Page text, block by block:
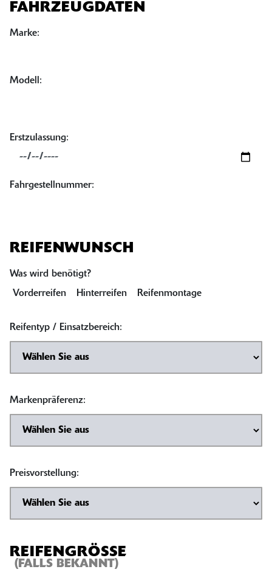
FAHRZEUGDATEN
Marke:
Modell:
Erstzulassung:
Fahrgestellnummer:
REIFENWUNSCH
Was wird benötigt?
Vorderreifen
Hinterreifen Reifenmontage
Reifentyp / Einsatzbereich:
Markenpräferenz:
Preisvorstellung:
REIFENGRÖSSE
(FALLS BEKANNT)